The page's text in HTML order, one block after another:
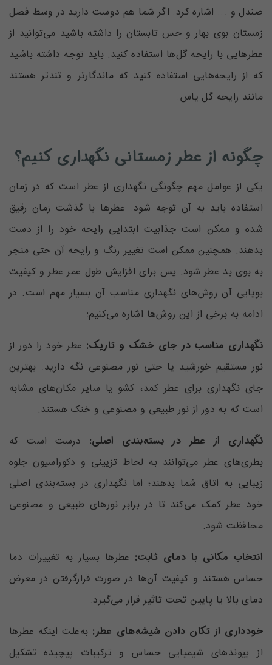
صندل و ... اشاره کرد. اگر شما هم دوست دارید در وسط فصل
زمستان بوی بهار و حس تابستان را داشته باشید می‌توانید از
عطرهایی با رایحه گل‌‌ها استفاده کنید. باید توجه داشته باشید
که از رایحه‌هایی استفاده کنید که ماندگارتر و تندتر هستند
مانند رایحه گل یاس.
چگونه از عطر‌ زمستانی نگهداری کنیم؟
یکی از عوامل مهم چگونگی نگهداری از عطر است که در زمان
استفاده باید به آن توجه شود. عطر‌ها با گذشت زمان رقیق
شده و ممکن است جذابیت ابتدایی رایحه خود را از دست
بدهند. همچنین ممکن است تغییر رنگ و رایحه آن حتی منجر
به بوی بد عطر شود. پس برای افزایش طول عمر عطر و کیفیت
بویایی آن روش‌های نگهداری مناسب آن بسیار مهم است. در
ادامه به برخی از این روش‌ها اشاره می‌کنیم:
نگهداری مناسب در جای خشک و تاریک: عطر خود را دور از
نور مستقیم خورشید یا حتی نور مصنوعی نگه دارید. بهترین
جای نگهداری برای عطر‌ کمد، کشو یا سایر مکان‌های مشابه
است که به دور از نور طبیعی و مصنوعی و خنک هستند.
نگهداری از عطر در بسته‌بندی اصلی: درست است که
بطری‌های عطر‌ می‌توانند به لحاظ تزیینی و دکوراسیون جلوه
زیبایی به اتاق شما بدهند؛ اما نگهداری در بسته‌بندی اصلی
خود عطر کمک می‌کند تا در برابر نورهای طبیعی و مصنوعی
محافظت شود.
انتخاب مکانی با دمای ثابت: عطرها بسیار به تغییرات دما
حساس هستند و کیفیت آن‌ها در صورت قرار‌گرفتن در معرض
دمای بالا یا پایین تحت تاثیر قرار می‌گیرد.
خودداری از تکان دادن شیشه‌های عطر: به‌علت اینکه عطر‌ها
از پیوندهای شیمیایی حساس و ترکیبات پیچیده تشکیل